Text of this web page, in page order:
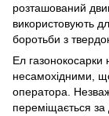
розташований
використовують
боротьби з
Ел газонокосарки
несамохідними,
оператора.
переміщається